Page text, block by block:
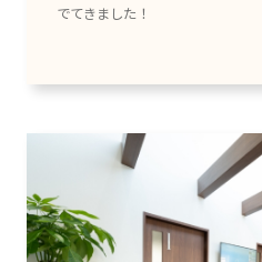
でてきました！